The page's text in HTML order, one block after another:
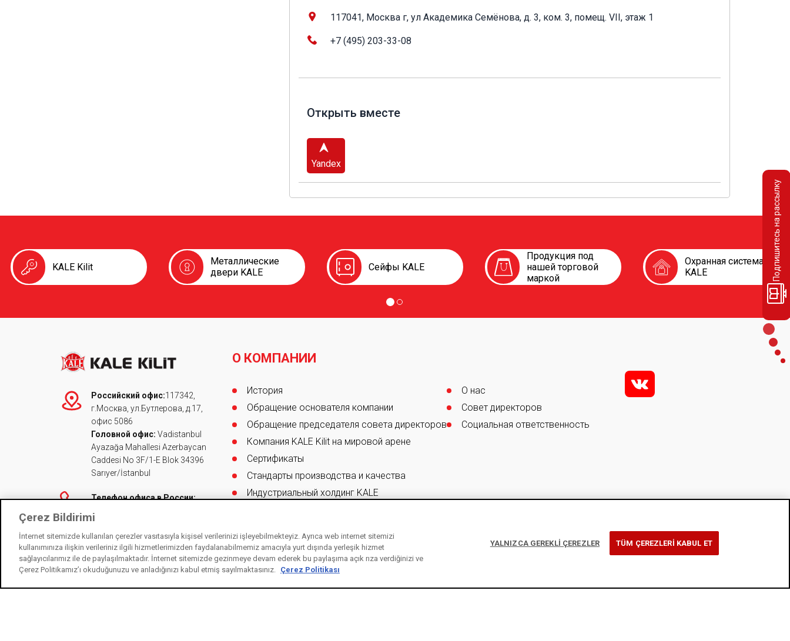
Подпишитесь на рассылку
117041, Москва г, ул Академика Семёнова, д. 3, ком. 3, помещ. VII, этаж 1
+7 (495) 203-33-08
Открыть вместе
Yandex
KALE Kilit
Металлические
двери KALE
Сейфы KALE
Продукция под
нашей торговой
маркой
Охранная система
KALE
Российский офис:117342,
г.Москва, ул.Бутлерова, д.17,
офис 5086
Головной офис: Vadistanbul
Ayazağa Mahallesi Azerbaycan
Caddesi No 3F/1-E Blok 34396
Sarıyer/İstanbul
Телефон офиса в России:
Телефон головного офиса:
90 (212) 705 80 00(pbx)
444 0 243- 0850 250 1 243
info@kalekilit.com.tr
russia@kalekilit.com
Footer
О КОМПАНИИ
История
Обращение основателя компании
Обращение председателя совета директоров
Компания KALE Kilit на мировой арене
Сертификаты
Стандарты производства и качества
Индустриальный холдинг KALE
О нас
Совет директоров
Социальная ответственность
v
Çerez Bildirimi
İnternet sitemizde kullanılan çerezler vasıtasıyla kişisel verilerinizi işleyebilmekteyiz. Ayrıca web internet sitemizi
kullanımınıza ilişkin verileriniz ilgili hizmetlerimizden faydalanabilmemiz amacıyla yurt dışında yerleşik hizmet
sağlayıcılarımız ile de paylaşılmaktadır. İnternet sitemizde gezinmeye devam ederek bu paylaşıma açık rıza verdiğinizi ve
Çerez Politikamız’ı okuduğunuzu ve anladığınızı kabul etmiş sayılmaktasınız. Çerez Politikası
YALNIZCA GEREKLİ ÇEREZLER TÜM ÇEREZLERİ KABUL ET